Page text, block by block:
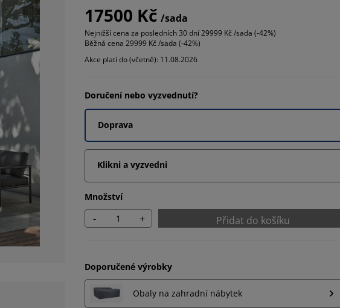
17500 Kč /sada
Nejnižší cena za posledních 30 dní29999 Kč /sada (-42%)
Běžná cena 29999 Kč /sada (-42%)
Akce platí do (včetně): 11.08.2026
Doručení nebo vyzvednutí?
Doprava
Klikni a vyzvedni
Množství
- + Přidat do košíku
Doporučené výrobky
Obaly na zahradní nábytek
77.77777777777779%
11.11111111111111%
11.11111111111111%